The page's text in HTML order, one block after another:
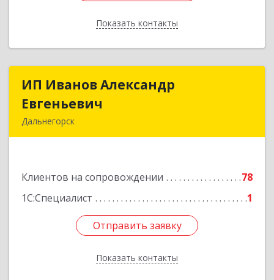
Показать контакты
Назад
ИП Иванов Александр
Евгеньевич
Дальнегорск
Клиентов на сопровождении
78
1С:Специалист
1
Отправить заявку
Показать контакты
ИП Иванов Александр
Подробнее
Отправить заявку
Назад